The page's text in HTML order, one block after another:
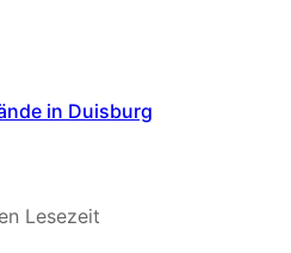
in Duisburg
Lesezeit